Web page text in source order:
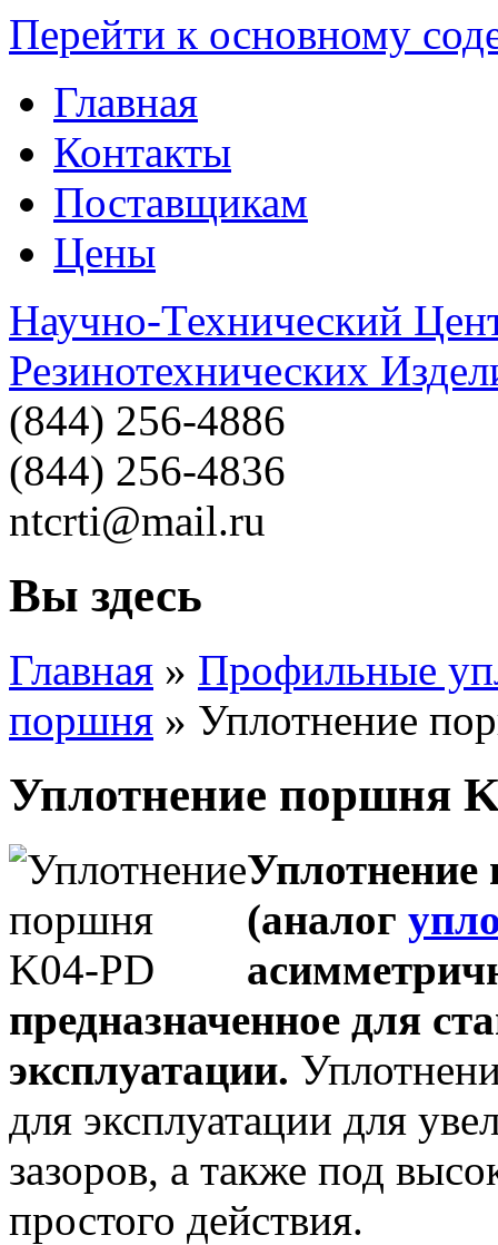
Перейти к основному
Главная
Контакты
Поставщикам
Цены
Научно-Технический
Резинотехнических
(844) 256-4886
(844) 256-4836
ntcrti@mail.ru
Вы здесь
Главная » Профильные
поршня » Уплотнение
Уплотнение поршня
(аналог
предназначенное для
эксплуатации.
для эксплуатации для
зазоров, а также под
простого действия.